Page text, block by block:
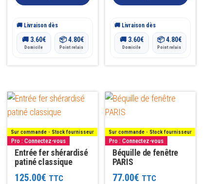
🚚 Livraison dès
🚚 3.60€
Domicile
📦4.80€
Point relais
🚚 Livraison dès
🚚 3.60€
Domicile
📦4.80€
Point relais
Sur commande - Stock fournisseur
Pro : Connectez-vous
Entrée fer shérardisé
patiné classique
125.00€ TTC
Sur commande - Stock fournisseur
Pro : Connectez-vous
Béquille de fenêtre
PARIS
77.00€ TTC